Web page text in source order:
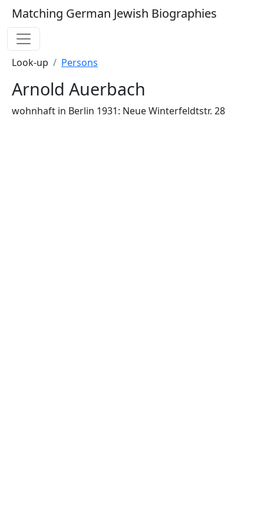
Matching German Jewish Biographies
Look-up Persons
Arnold Auerbach
wohnhaft in Berlin 1931: Neue Winterfeldtstr. 28